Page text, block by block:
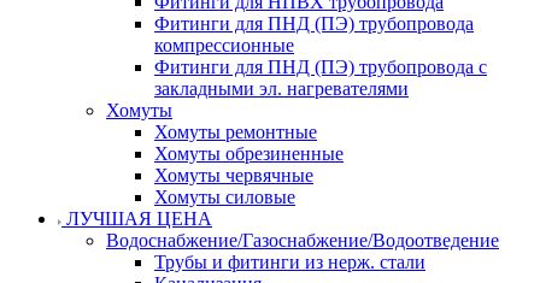
Фитинги для ПНД (ПЭ) трубопровода
компрессионные
Фитинги для ПНД (ПЭ) трубопровода с
закладными эл. нагревателями
Хомуты
Хомуты ремонтные
Хомуты обрезиненные
Хомуты червячные
Хомуты силовые
ЛУЧШАЯ ЦЕНА
Водоснабжение/Газоснабжение/Водоотведение
Трубы и фитинги из нерж. стали